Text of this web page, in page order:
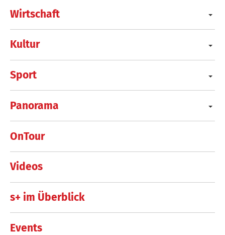
Wirtschaft
Kultur
Sport
Panorama
OnTour
Videos
s+ im Überblick
Events